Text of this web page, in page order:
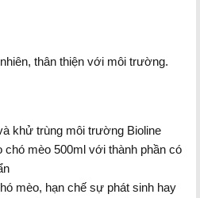
thân thiện với môi trường.
khử trùng môi trường Bioline
chó mèo 500ml với thành phần có
mèo, hạn chế sự phát sinh hay